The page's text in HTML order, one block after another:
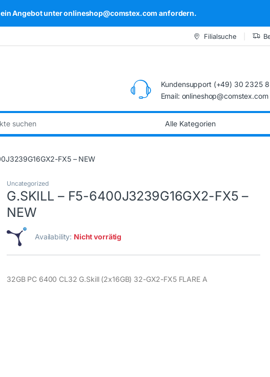
Angebot unter onlineshop@comstex.com anfordern.
Filialsuche
Kundensupport (+49) 30 2325
Email: onlineshop@comstex.com
FX5 – NEW
Uncategorized
G.SKILL – F5-6400J3239G16GX2-FX5 –
NEW
Availability: Nicht vorrätig
32GB PC 6400 CL32 G.Skill (2x16GB) 32-GX2-FX5 FLARE A